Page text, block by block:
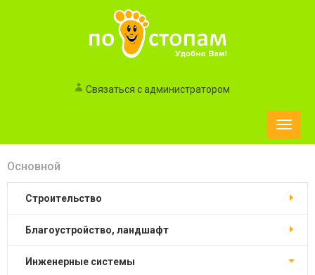
Связаться с администратором
Toggle
Основной
строительство
благоустройство, ландшафт
инженерные системы